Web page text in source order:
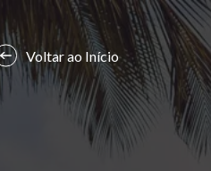
Voltar ao Início